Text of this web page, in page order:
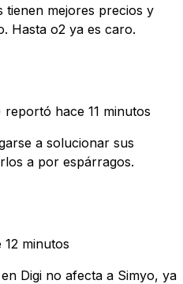
tienen mejores precios y
Hasta o2 ya es caro.
reportó hace 11 minutos
a solucionar sus
a por espárragos.
12 minutos
Digi no afecta a Simyo, ya